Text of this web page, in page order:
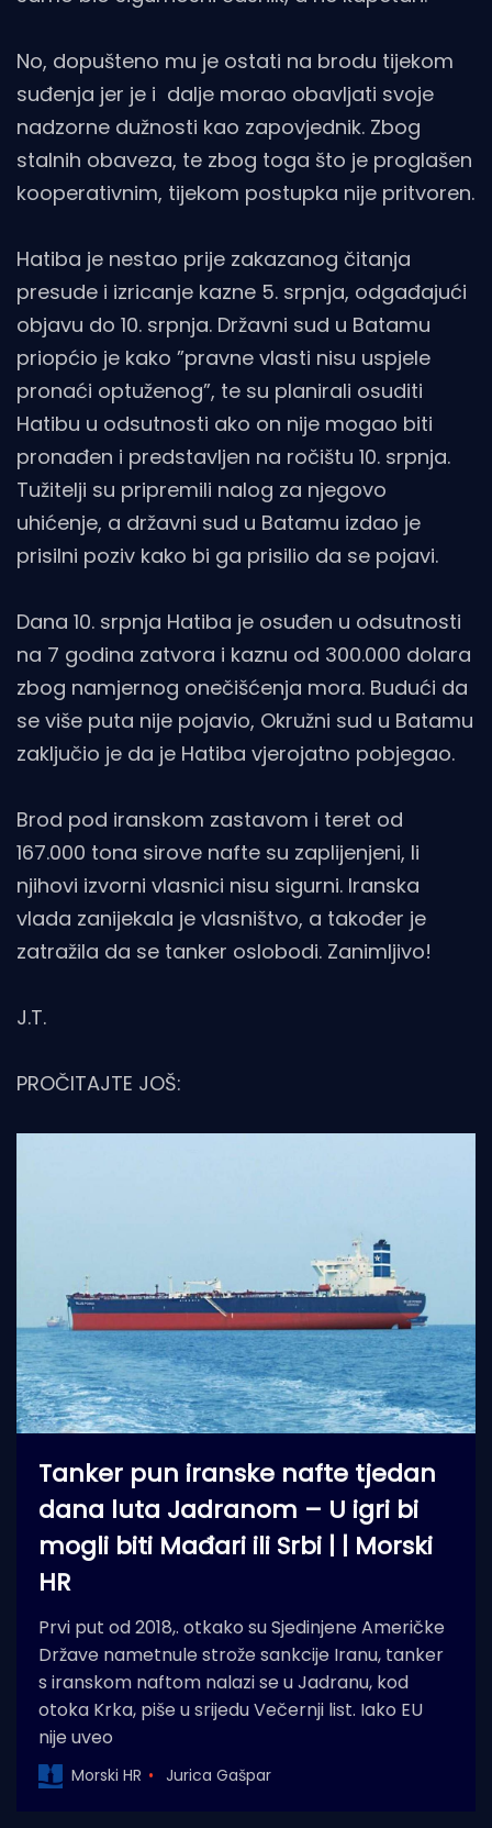
No, dopušteno mu je ostati na brodu tijekom
suđenja jer je i dalje morao obavljati svoje
nadzorne dužnosti kao zapovjednik. Zbog
stalnih obaveza, te zbog toga što je proglašen
kooperativnim, tijekom postupka nije pritvoren.
Hatiba je nestao prije zakazanog čitanja
presude i izricanje kazne 5. srpnja, odgađajući
objavu do 10. srpnja. Državni sud u Batamu
priopćio je kako ”pravne vlasti nisu uspjele
pronaći optuženog”, te su planirali osuditi
Hatibu u odsutnosti ako on nije mogao biti
pronađen i predstavljen na ročištu 10. srpnja.
Tužitelji su pripremili nalog za njegovo
uhićenje, a državni sud u Batamu izdao je
prisilni poziv kako bi ga prisilio da se pojavi.
Dana 10. srpnja Hatiba je osuđen u odsutnosti
na 7 godina zatvora i kaznu od 300.000 dolara
zbog namjernog onečišćenja mora. Budući da
se više puta nije pojavio, Okružni sud u Batamu
zaključio je da je Hatiba vjerojatno pobjegao.
Brod pod iranskom zastavom i teret od
167.000 tona sirove nafte su zaplijenjeni, li
njihovi izvorni vlasnici nisu sigurni. Iranska
vlada zanijekala je vlasništvo, a također je
zatražila da se tanker oslobodi. Zanimljivo!
J.T.
PROČITAJTE JOŠ:
Tanker pun iranske nafte tjedan
dana luta Jadranom – U igri bi
mogli biti Mađari ili Srbi | | Morski
HR
Prvi put od 2018,. otkako su Sjedinjene Američke
Države nametnule strože sankcije Iranu, tanker
s iranskom naftom nalazi se u Jadranu, kod
otoka Krka, piše u srijedu Večernji list. Iako EU
nije uveo
Morski HR Jurica Gašpar